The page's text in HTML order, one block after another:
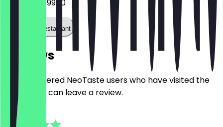
0345 47049980
Call the restaurant
Reviews
Only registered NeoTaste users who have visited the
restaurant can leave a review.